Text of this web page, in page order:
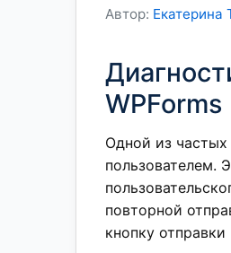
Автор: Екатерина
WPForms
Одной из
пользователем.
повторной
кнопку отправки